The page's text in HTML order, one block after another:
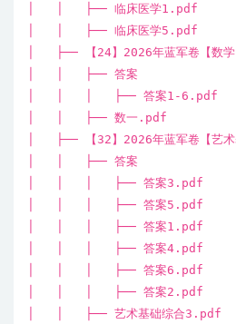
│ │ ├── 临床医学1.pdf
│ │ ├── 临床医学5.pdf
│ ├── 【24】2026年蓝军卷【数学
│ │ ├── 答案
│ │ │ ├── 答案1-6.pdf
│ │ ├── 数一.pdf
│ ├── 【32】2026年蓝军卷【艺术
│ │ ├── 答案
│ │ │ ├── 答案3.pdf
│ │ │ ├── 答案5.pdf
│ │ │ ├── 答案1.pdf
│ │ │ ├── 答案4.pdf
│ │ │ ├── 答案6.pdf
│ │ │ ├── 答案2.pdf
│ │ ├── 艺术基础综合3.pdf